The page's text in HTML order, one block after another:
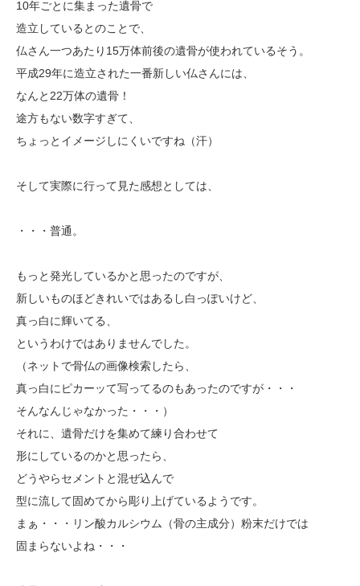
10年ごとに集まった遺骨で
造立しているとのことで、
仏さん一つあたり15万体前後の遺骨が使われているそう。
平成29年に造立された一番新しい仏さんには、
なんと22万体の遺骨！
途方もない数字すぎて、
ちょっとイメージしにくいですね（汗）
そして実際に行って見た感想としては、
・・・普通。
もっと発光しているかと思ったのですが、
新しいものほどきれいではあるし白っぽいけど、
真っ白に輝いてる、
というわけではありませんでした。
（ネットで骨仏の画像検索したら、
真っ白にピカーッて写ってるのもあったのですが・・・
そんなんじゃなかった・・・）
それに、遺骨だけを集めて練り合わせて
形にしているのかと思ったら、
どうやらセメントと混ぜ込んで
型に流して固めてから彫り上げているようです。
まぁ・・・リン酸カルシウム（骨の主成分）粉末だけでは
固まらないよね・・・